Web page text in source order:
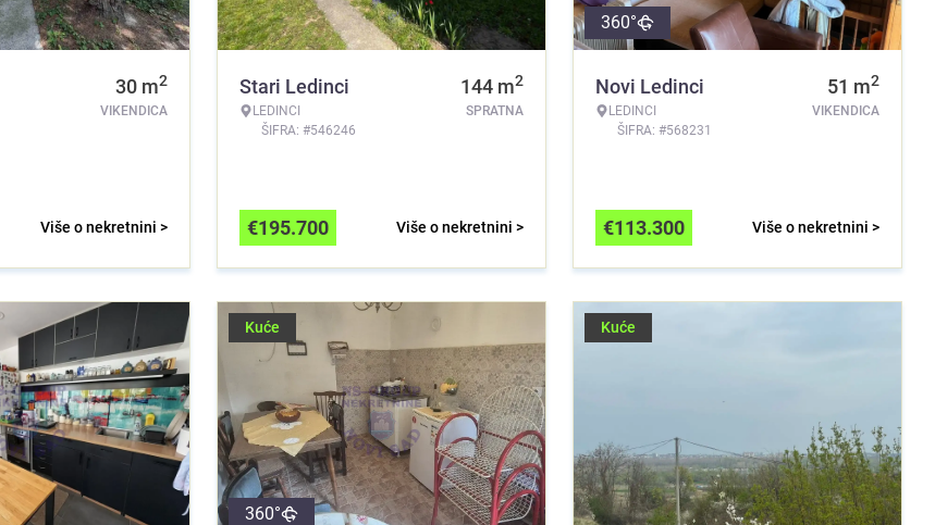
30 m2
VIKENDICA
Više o nekretnini >
Stari Ledinci
LEDINCI
ŠIFRA: #546246
144 m2
SPRATNA
Više o nekretnini >
€195.700
360°
Novi Ledinci
LEDINCI
ŠIFRA: #568231
51 m2
VIKENDICA
Više o nekretnini >
€113.300
Kuće
360°
Kuće